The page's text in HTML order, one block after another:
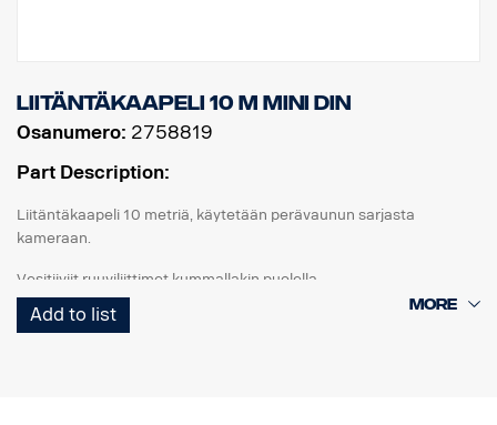
Liitäntäkaapeli 10 m MINI DIN
Osanumero: 2758819
Part Description:
Liitäntäkaapeli 10 metriä, käytetään perävaunun sarjasta
kameraan.
Vesitiiviit ruuviliittimet kummallakin puolella.
Add to list